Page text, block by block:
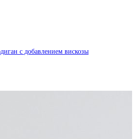
с добавлением вискозы